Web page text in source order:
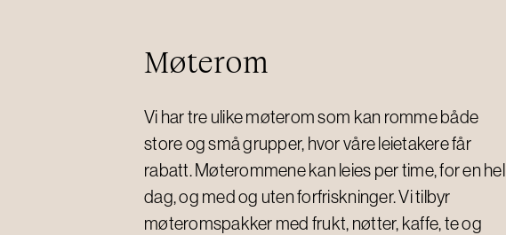
Møterom
Vi har tre ulike møterom som kan romme både
store og små grupper, hvor våre leietakere får
rabatt. Møterommene kan leies per time, for en hel
dag, og med og uten forfriskninger. Vi tilbyr
møteromspakker med frukt, nøtter, kaffe, te og